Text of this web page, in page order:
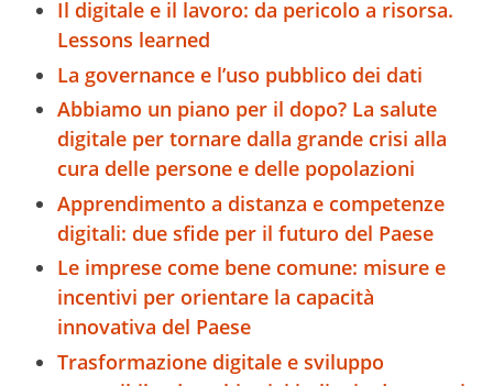
Il digitale e il lavoro: da pericolo a risorsa.
Lessons learned
La governance e l’uso pubblico dei dati
Abbiamo un piano per il dopo? La salute
digitale per tornare dalla grande crisi alla
cura delle persone e delle popolazioni
Apprendimento a distanza e competenze
digitali: due sfide per il futuro del Paese
Le imprese come bene comune: misure e
incentivi per orientare la capacità
innovativa del Paese
Trasformazione digitale e sviluppo